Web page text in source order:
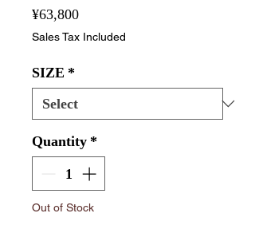
¥63,800Price
Sales Tax Included
SIZE *
Quantity *
Out of Stock